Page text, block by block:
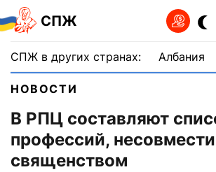
СПЖ
СПЖ в других странах: Албания
НОВОСТИ
В РПЦ составляют
профессий,
священством